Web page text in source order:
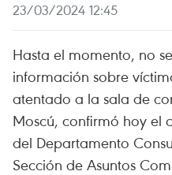
23/03/2024 12:45
Hasta el momento, no
información sobre
atentado a la sala de
Moscú, confirmó hoy el
del Departamento
Sección de Asuntos